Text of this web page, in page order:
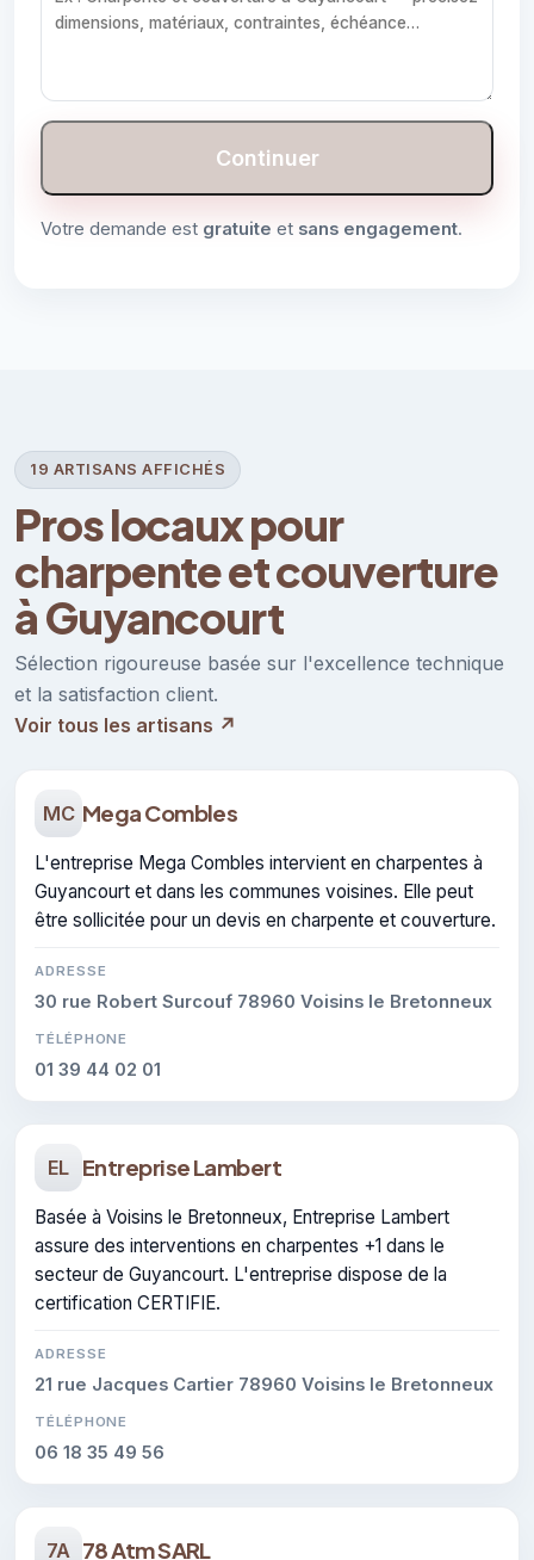
Continuer
Votre demande est gratuite et sans engagement.
19 ARTISANS AFFICHÉS
Pros locaux pour
charpente et couverture
à Guyancourt
Sélection rigoureuse basée sur l'excellence technique
et la satisfaction client.
Voir tous les artisans ↗
MC Mega Combles
L'entreprise Mega Combles intervient en charpentes à
Guyancourt et dans les communes voisines. Elle peut
être sollicitée pour un devis en charpente et couverture.
ADRESSE
30 rue Robert Surcouf 78960 Voisins le Bretonneux
TÉLÉPHONE
01 39 44 02 01
EL Entreprise Lambert
Basée à Voisins le Bretonneux, Entreprise Lambert
assure des interventions en charpentes +1 dans le
secteur de Guyancourt. L'entreprise dispose de la
certification CERTIFIE.
ADRESSE
21 rue Jacques Cartier 78960 Voisins le Bretonneux
TÉLÉPHONE
06 18 35 49 56
7A 78 Atm SARL